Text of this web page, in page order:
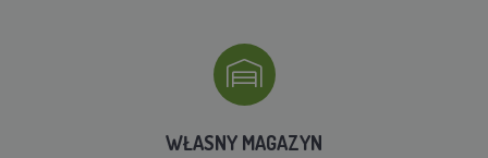
WŁASNY MAGAZYN